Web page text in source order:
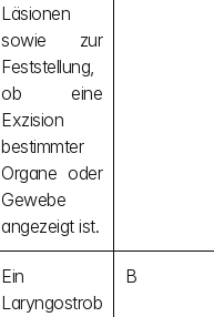
Läsionen
sowie zur
Feststellung,
ob eine
Exzision
bestimmter
Organe oder
Gewebe
angezeigt ist.
Ein
Laryngostrob
B